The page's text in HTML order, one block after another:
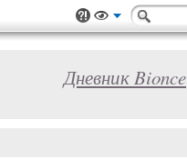
Дневник Bionce